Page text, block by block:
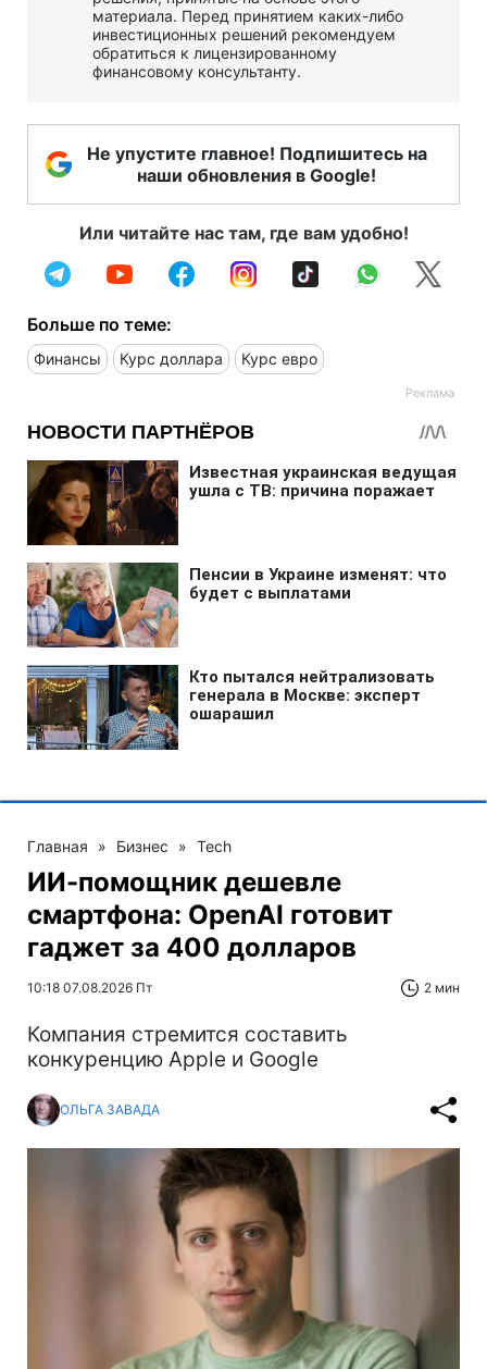
материала. Перед принятием каких-либо
инвестиционных решений рекомендуем
обратиться к лицензированному
финансовому консультанту.
Не упустите главное! Подпишитесь на
наши обновления в Google!
Или читайте нас там, где вам удобно!
Больше по теме:
Финансы Курс доллара Курс евро
Главная » Бизнес » Tech
ИИ-помощник дешевле
смартфона: OpenAI готовит
гаджет за 400 долларов
10:18 07.08.2026 Пт 2 мин
Компания стремится составить
конкуренцию Apple и Google
ОЛЬГА ЗАВАДА